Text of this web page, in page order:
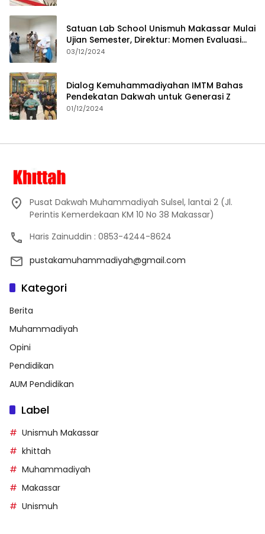
Satuan Lab School Unismuh Makassar Mulai
Ujian Semester, Direktur: Momen Evaluasi
Proses Pembelajaran
03/12/2024
Dialog Kemuhammadiyahan IMTM Bahas
Pendekatan Dakwah untuk Generasi Z
01/12/2024
Pusat Dakwah Muhammadiyah Sulsel, lantai 2 (Jl.
Perintis Kemerdekaan KM 10 No 38 Makassar)
Haris Zainuddin : 0853-4244-8624
pustakamuhammadiyah@gmail.com
Kategori
Berita
Muhammadiyah
Opini
Pendidikan
AUM Pendidikan
Label
Unismuh Makassar
khittah
Muhammadiyah
Makassar
Unismuh